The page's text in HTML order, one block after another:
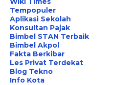
Tempopuler
Aplikasi Sekolah
Konsultan Pajak
Bimbel STAN Terbaik
Bimbel Akpol
Fakta Berkibar
Les Privat Terdekat
Blog Tekno
Info Kota